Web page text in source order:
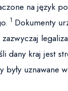
na język
1 Dokumenty
dany kraj jest
były uznawane